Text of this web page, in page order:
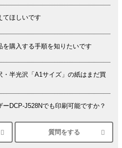
てほしいです
購入する手順を知りたいです
・半光沢「A1サイズ」の紙はまだ買
DCP-J528Nでも印刷可能ですか？
EP-30VAで印刷するときの設定
質問をする